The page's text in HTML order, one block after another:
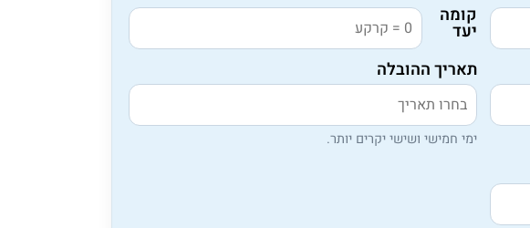
קומה
יעד
תאריך ההובלה
ימי חמישי ושישי יקרים יותר.